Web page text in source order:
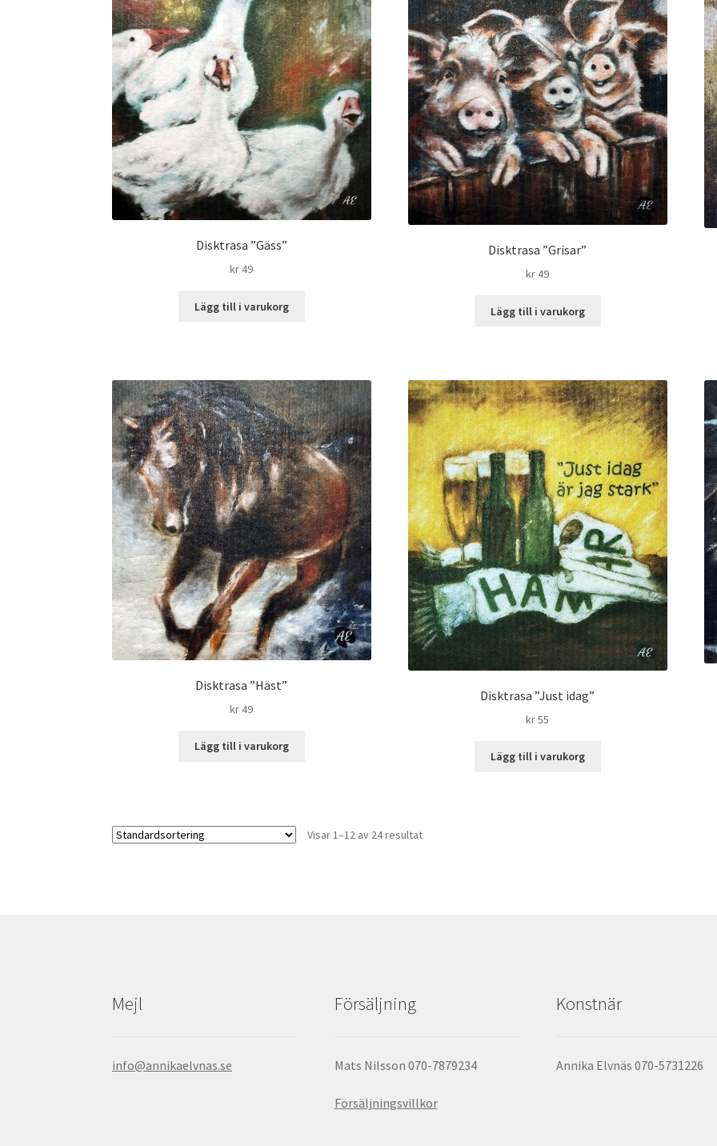
Disktrasa ”Gäss”
kr49
Lägg till i varukorg
Disktrasa ”Grisar”
kr49
Lägg till i varukorg
Disktrasa ”Häst”
kr49
Lägg till i varukorg
Disktrasa ”Just idag”
kr55
Lägg till i varukorg
Visar 1–12 av 24 resultat
Mejl
info@annikaelvnas.se
Försäljning
Mats Nilsson 070-7879234
Försäljningsvillkor
Konstnär
Annika Elvnäs 070-5731226